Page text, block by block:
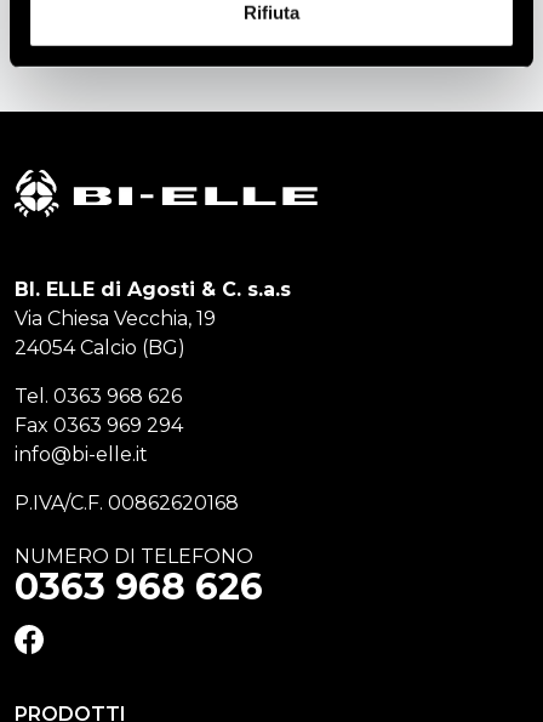
Rifiuta
BI. ELLE di Agosti & C. s.a.s
Via Chiesa Vecchia, 19
24054 Calcio (BG)
Tel. 0363 968 626
Fax 0363 969 294
info@bi-elle.it
P.IVA/C.F. 00862620168
NUMERO DI TELEFONO
0363 968 626
FACEBOOK
PRODOTTI